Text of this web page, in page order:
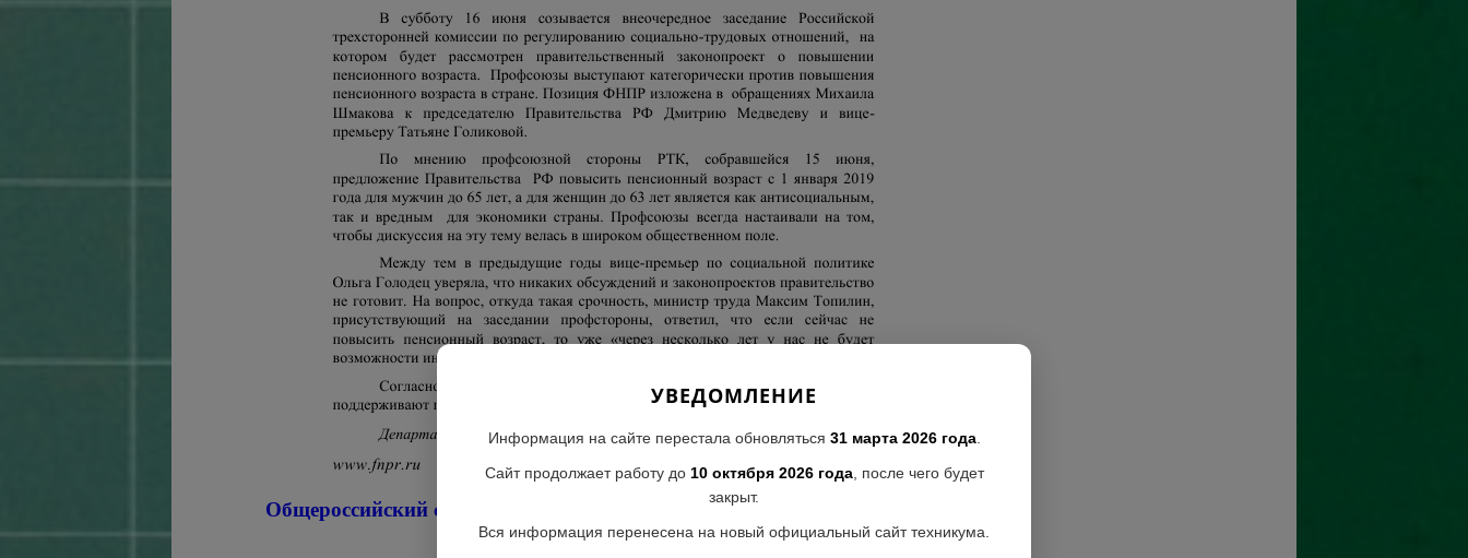
Общероссийский союз "Федерации Независимых Профсоюзов России"
УВЕДОМЛЕНИЕ
Информация на сайте перестала обновляться 31 марта 2026 года.
Сайт продолжает работу до 10 октября 2026 года, после чего будет
закрыт.
Вся информация перенесена на новый официальный сайт техникума.